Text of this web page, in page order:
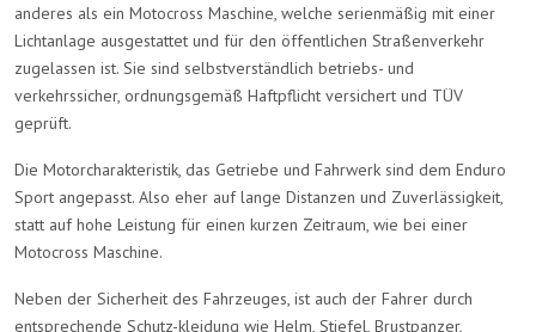
anderes als ein Motocross Maschine, welche serienmäßig mit einer
Lichtanlage ausgestattet und für den öffentlichen Straßenverkehr
zugelassen ist. Sie sind selbstverständlich betriebs- und
verkehrssicher, ordnungsgemäß Haftpflicht versichert und TÜV
geprüft.
Die Motorcharakteristik, das Getriebe und Fahrwerk sind dem Enduro
Sport angepasst. Also eher auf lange Distanzen und Zuverlässigkeit,
statt auf hohe Leistung für einen kurzen Zeitraum, wie bei einer
Motocross Maschine.
Neben der Sicherheit des Fahrzeuges, ist auch der Fahrer durch
entsprechende Schutz-kleidung wie Helm, Stiefel, Brustpanzer,